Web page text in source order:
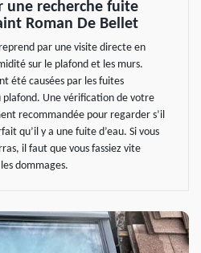
une recherche fuite
Roman De Bellet
par une visite directe en
sur le plafond et les murs.
été causées par les fuites
plafond. Une vérification de votre
recommandée pour regarder s’il
qu’il y a une fuite d’eau. Si vous
il faut que vous fassiez vite
dommages.